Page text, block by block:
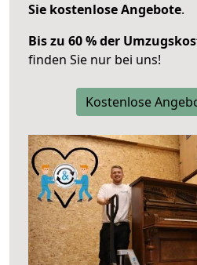
Sie kostenlose Angebote.
Bis zu 60 % der
finden Sie nur bei uns!
Kostenlose